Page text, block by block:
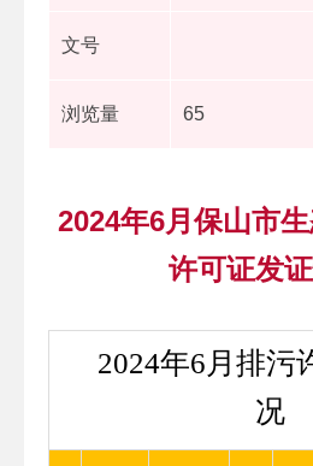
文号
浏览量 65
2024年6月保山市
许可证发
2024年6月排污
况